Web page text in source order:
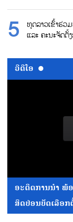
ທູດລາວເຂົ້າຮ່ວ
ແລະ ຄະນະຈັດ
ວີດີໂອ
ອະດີດການນໍາ ພ້
ສິດປ່ອນບັດເລືອກ